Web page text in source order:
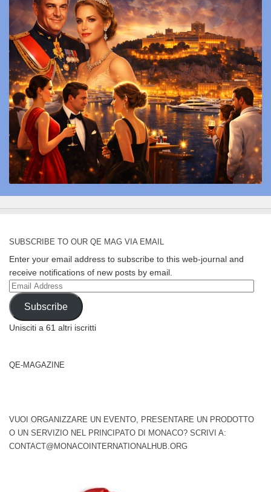
SUBSCRIBE TO OUR QE MAG VIA EMAIL
Enter your email address to subscribe to this web-journal and
receive notifications of new posts by email.
Email
Address
Subscribe
Unisciti a 61 altri iscritti
QE-MAGAZINE
VUOI ORGANIZZARE UN EVENTO, PRESENTARE UN PRODOTTO
O UN SERVIZIO NEL PRINCIPATO DI MONACO? SCRIVI A:
CONTACT@MONACOINTERNATIONALHUB.ORG